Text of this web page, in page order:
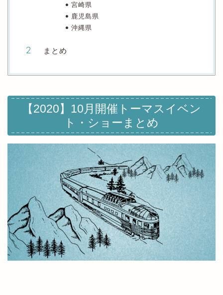
宮崎県
鹿児島県
沖縄県
まとめ
【2020】10月開催トーマスイベン
ト・ショーまとめ